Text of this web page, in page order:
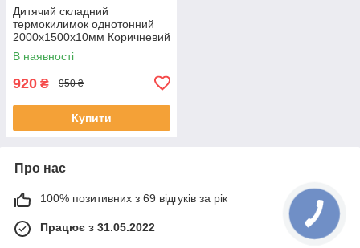
Дитячий складний
термокилимок однотонний
2000х1500х10мм Коричневий
(298) SW-00001189
В наявності
920 ₴ 950 ₴
Купити
Про нас
100% позитивних з 69 відгуків за рік
Працює з 31.05.2022